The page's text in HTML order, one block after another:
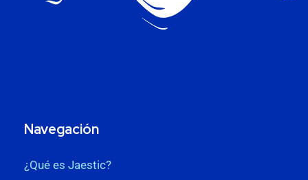
Navegación
¿Qué es Jaestic?